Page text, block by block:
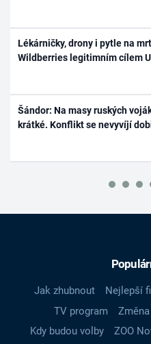
Lékárničky, drony i pytle na
Wildberries legitimním cílem
Šándor: Na masy ruských
krátké. Konflikt se nevyvíjí
Jak zhubnout Nejlepší
TV program
Kdy budou volby
ZOO